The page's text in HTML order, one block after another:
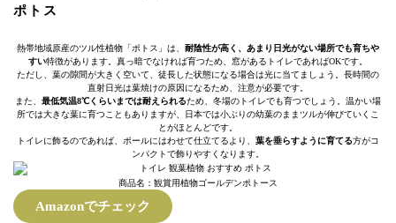
ポトス
熱帯地域原産のツル性植物「ポトス」は、 耐陰性が高く、あまり日光がない場所でも育ちや
すい特徴があります。真っ暗でなければ育つため、窓があるトイレであればOKです。
ただし、葉の隙間が大きく空いて、徒長した状態になる場合は光に当てましょう。長時間の
直射日光は葉焼けの原因になるため、注意が必要です。
また、 最低気温8℃くらいまでは耐えられるため、冬場のトイレでも育つでしょう。温かい場
所では大きな葉に育つこともありますが、日本では小ぶりの幼葉のままツルが伸びていくこ
とがほとんどです。
トイレに飾るのであれば、ポールにはわせて仕立てるより、 葉を垂らすように育てる方がコ
ンパクトで飾りやすくなります。
商品名：観賞用植物ゴールデンポトース
Amazonでチェック